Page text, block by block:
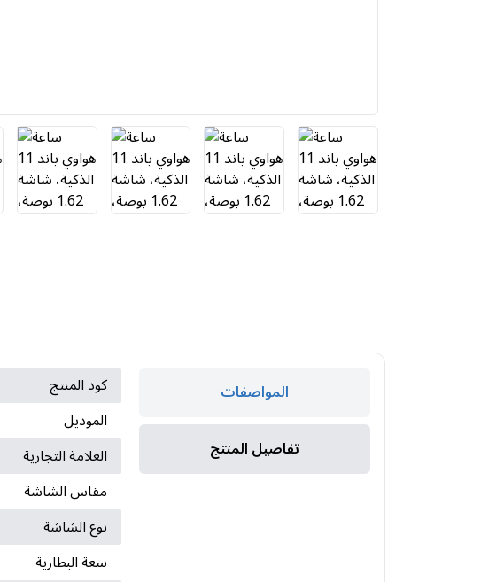
المواصفات
تفاصيل المنتج
كود المنتج
الموديل
العلامة التجارية
مقاس الشاشة
نوع الشاشة
سعة البطارية